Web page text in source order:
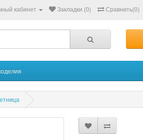
кабинет Закладки (0) Сравнить(0)